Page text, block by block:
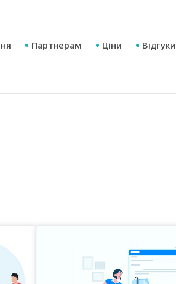
Партнерам Ціни Відгуки